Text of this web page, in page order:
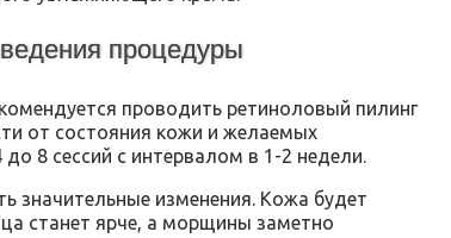
процедуры
проводить ретиноловый пилинг
от состояния кожи и желаемых
8 сессий с интервалом в 1-2 недели.
значительные изменения. Кожа будет
станет ярче, а морщины заметно